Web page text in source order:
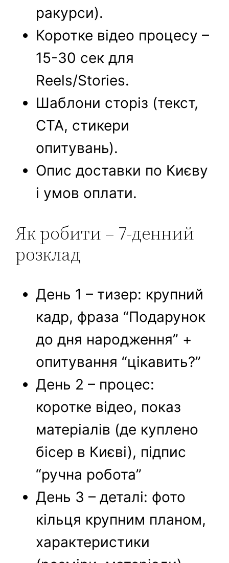
ракурси).
Коротке відео процесу –
15-30 сек для
Reels/Stories.
Шаблони сторіз (текст,
CTA, стикери
опитувань).
Опис доставки по Києву
і умов оплати.
Як робити – 7-денний
розклад
День 1 – тизер: крупний
кадр, фраза “Подарунок
до дня народження” +
опитування “цікавить?”
День 2 – процес:
коротке відео, показ
матеріалів (де куплено
бісер в Києві), підпис
“ручна робота”
День 3 – деталі: фото
кільця крупним планом,
характеристики